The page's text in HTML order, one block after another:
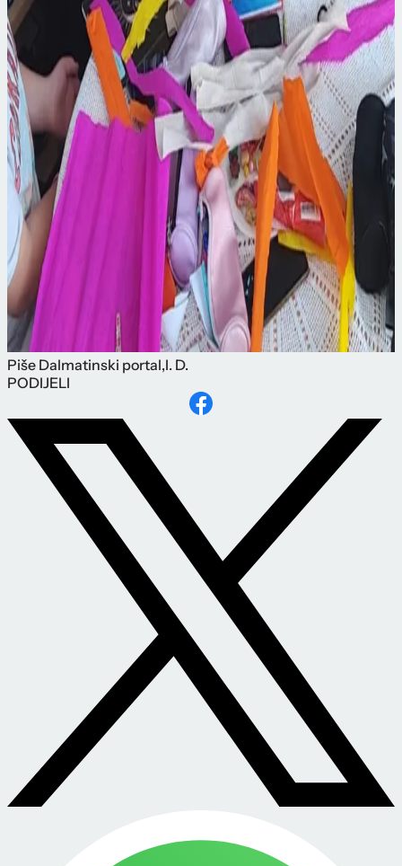
Piše Dalmatinski portal,I. D.
PODIJELI